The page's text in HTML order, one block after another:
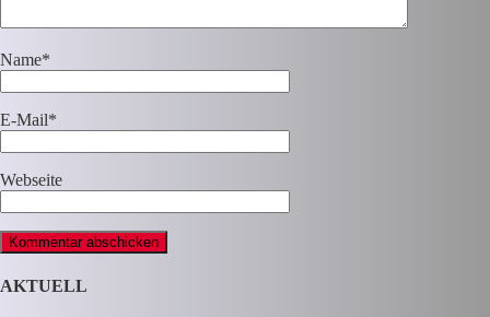
Name*
E-Mail*
Webseite
AKTUELL